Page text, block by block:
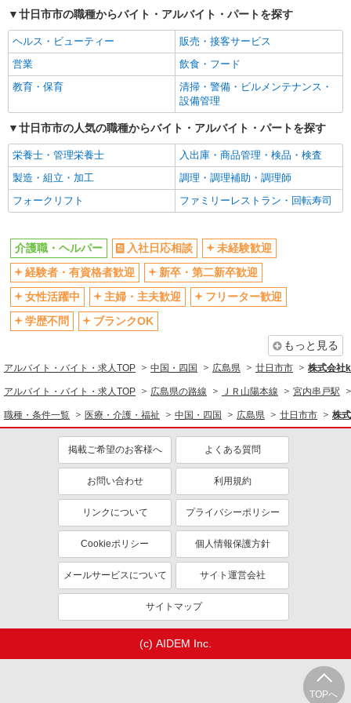
交通費支給
社会保険あり
産休・育休取得実績あり
廿日市市の職種からバイト・アルバイト・パートを探す
ヘルス・ビューティー
販売・接客サービス
営業
飲食・フード
教育・保育
清掃・警備・ビルメンテナンス・
設備管理
廿日市市の人気の職種からバイト・アルバイト・パートを探す
栄養士・管理栄養士
入出庫・商品管理・検品・検査
製造・組立・加工
調理・調理補助・調理師
フォークリフト
ファミリーレストラン・回転寿司
TOPへ
介護職・ヘルパー 入社日応相談
未経験歓迎
経験者・有資格者歓迎
新卒・第二新卒歓迎
女性活躍中
主婦・主夫歓迎
フリーター歓迎
学歴不問
ブランクOK
もっと見る
アルバイト・バイト・求人TOP 中国・四国 広島県 廿日市市 株式会社
アルバイト・バイト・求人TOP 広島県の路線 ＪＲ山陽本線 宮内串戸駅
職種・条件一覧 医療・介護・福祉 中国・四国 広島県 廿日市市 株
掲載ご希望のお客様へ よくある質問
お問い合わせ 利用規約
リンクについて プライバシーポリシー
Cookieポリシー 個人情報保護方針
メールサービスについて サイト運営会社
サイトマップ
(c) AIDEM Inc.